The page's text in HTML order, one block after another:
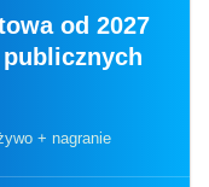
od 2027
+ nagranie